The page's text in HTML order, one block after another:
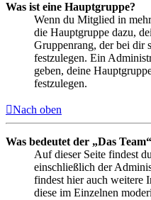
Was ist eine Hauptgruppe?
Wenn du Mitglied in
die Hauptgruppe dazu,
Gruppenrang, der bei dir
festzulegen. Ein
geben, deine
festzulegen.
Nach oben
Was bedeutet der „Das
Auf dieser Seite findest
einschließlich der
findest hier auch weitere
diese im Einzelnen